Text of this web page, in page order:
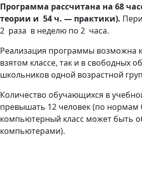
Программа рассчитана на 68
теории и 54 ч. — практики).
2 раза в неделю по 2 часа.
Реализация программы возможна
взятом классе, так и в свободных
школьников одной возрастной
Количество обучающихся в
превышать 12 человек(по нормам
компьютерный класс может быть
компьютерами).